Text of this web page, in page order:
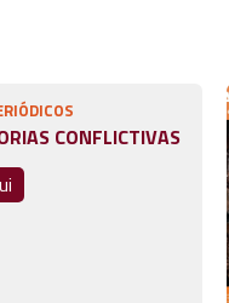
CONFLICTIVAS